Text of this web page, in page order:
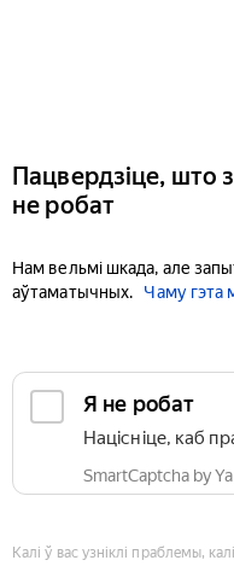
Пацвердзіце, што
не робат
Нам вельмі шкада, але
аўтаматычных.
Чаму гэта
Я не робат
Націсніце, каб
SmartCaptcha by
Калі ў вас узніклі праблемы,